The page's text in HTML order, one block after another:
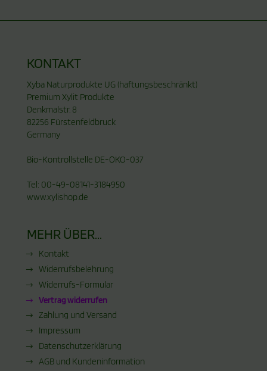
KONTAKT
Xyba Naturprodukte UG (haftungsbeschränkt)
Premium Xylit Produkte
Denkmalstr. 8
82256 Fürstenfeldbruck
Germany
Bio-Kontrollstelle DE-ÖKO-037
Tel: 00-49-08141-3184950
www.xylishop.de
MEHR ÜBER...
Kontakt
Widerrufsbelehrung
Widerrufs-Formular
Vertrag widerrufen
Zahlung und Versand
Impressum
Datenschutzerklärung
AGB und Kundeninformation